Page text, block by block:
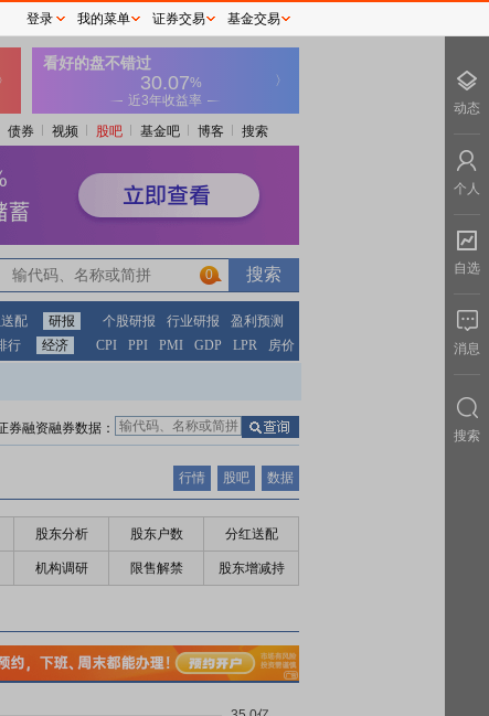
债券 视频 股吧 基金吧 博客 搜索
0
配 研报 个股研报 行业研报
盈利预测
行 经济 CPI PPI PMI GDP LPR 房价
券融资融券数据：
行情 股吧 数据
股东分析 股东户数 分红送配
机构调研 限售解禁 股东增减持
登录 我的菜单 证券交易 基金交易
动态
个人
自选
消息
搜索